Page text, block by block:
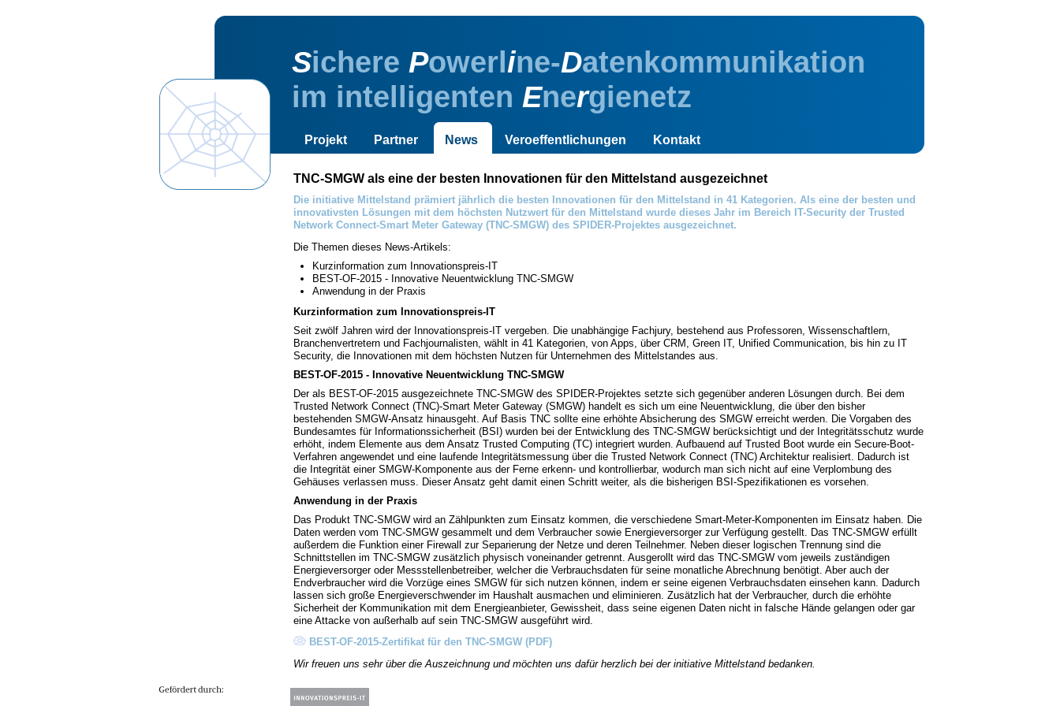
Sichere Powerl ine-Datenkommunikation
im intelligenten Energienetz
Projekt Partner News Veroeffentlichungen Kontakt
TNC-SMGW als eine der besten Innovationen für den Mittelstand ausgezeichnet
Die initiative Mittelstand prämiert jährlich die besten Innovationen für den Mittelstand in 41 Kategorien. Als eine der besten und
innovativsten Lösungen mit dem höchsten Nutzwert für den Mittelstand wurde dieses Jahr im Bereich IT-Security der Trusted
Network Connect-Smart Meter Gateway (TNC-SMGW) des SPIDER-Projektes ausgezeichnet.
Die Themen dieses News-Artikels:
Kurzinformation zum Innovationspreis-IT
BEST-OF-2015 - Innovative Neuentwicklung TNC-SMGW
Anwendung in der Praxis
Kurzinformation zum Innovationspreis-IT
Seit zwölf Jahren wird der Innovationspreis-IT vergeben. Die unabhängige Fachjury, bestehend aus Professoren, Wissenschaftlern,
Branchenvertretern und Fachjournalisten, wählt in 41 Kategorien, von Apps, über CRM, Green IT, Unified Communication, bis hin zu IT
Security, die Innovationen mit dem höchsten Nutzen für Unternehmen des Mittelstandes aus.
BEST-OF-2015 - Innovative Neuentwicklung TNC-SMGW
Der als BEST-OF-2015 ausgezeichnete TNC-SMGW des SPIDER-Projektes setzte sich gegenüber anderen Lösungen durch. Bei dem
Trusted Network Connect (TNC)-Smart Meter Gateway (SMGW) handelt es sich um eine Neuentwicklung, die über den bisher
bestehenden SMGW-Ansatz hinausgeht. Auf Basis TNC sollte eine erhöhte Absicherung des SMGW erreicht werden. Die Vorgaben des
Bundesamtes für Informationssicherheit (BSI) wurden bei der Entwicklung des TNC-SMGW berücksichtigt und der Integritätsschutz wurde
erhöht, indem Elemente aus dem Ansatz Trusted Computing (TC) integriert wurden. Aufbauend auf Trusted Boot wurde ein Secure-Boot-
Verfahren angewendet und eine laufende Integritätsmessung über die Trusted Network Connect (TNC) Architektur realisiert. Dadurch ist
die Integrität einer SMGW-Komponente aus der Ferne erkenn- und kontrollierbar, wodurch man sich nicht auf eine Verplombung des
Gehäuses verlassen muss. Dieser Ansatz geht damit einen Schritt weiter, als die bisherigen BSI-Spezifikationen es vorsehen.
Anwendung in der Praxis
Das Produkt TNC-SMGW wird an Zählpunkten zum Einsatz kommen, die verschiedene Smart-Meter-Komponenten im Einsatz haben. Die
Daten werden vom TNC-SMGW gesammelt und dem Verbraucher sowie Energieversorger zur Verfügung gestellt. Das TNC-SMGW erfüllt
außerdem die Funktion einer Firewall zur Separierung der Netze und deren Teilnehmer. Neben dieser logischen Trennung sind die
Schnittstellen im TNC-SMGW zusätzlich physisch voneinander getrennt. Ausgerollt wird das TNC-SMGW vom jeweils zuständigen
Energieversorger oder Messstellenbetreiber, welcher die Verbrauchsdaten für seine monatliche Abrechnung benötigt. Aber auch der
Endverbraucher wird die Vorzüge eines SMGW für sich nutzen können, indem er seine eigenen Verbrauchsdaten einsehen kann. Dadurch
lassen sich große Energieverschwender im Haushalt ausmachen und eliminieren. Zusätzlich hat der Verbraucher, durch die erhöhte
Sicherheit der Kommunikation mit dem Energieanbieter, Gewissheit, dass seine eigenen Daten nicht in falsche Hände gelangen oder gar
eine Attacke von außerhalb auf sein TNC-SMGW ausgeführt wird.
BEST-OF-2015-Zertifikat für den TNC-SMGW (PDF)
Wir freuen uns sehr über die Auszeichnung und möchten uns dafür herzlich bei der initiative Mittelstand bedanken.